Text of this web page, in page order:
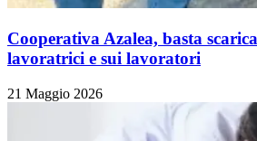
Cooperativa Azalea, basta
lavoratrici e sui lavoratori
21 Maggio 2026